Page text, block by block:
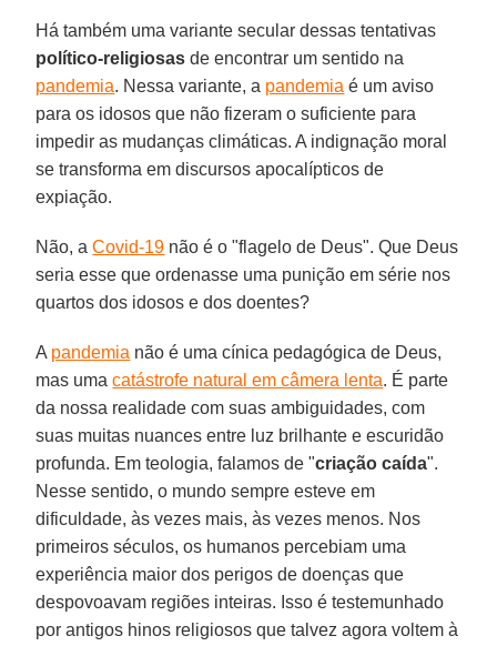
Há também uma variante secular dessas tentativas
político-religiosas de encontrar um sentido na
pandemia. Nessa variante, a pandemia é um aviso
para os idosos que não fizeram o suficiente para
impedir as mudanças climáticas. A indignação moral
se transforma em discursos apocalípticos de
expiação.
Não, aCovid-19 não é o "flagelo de Deus". Que Deus
seria esse que ordenasse uma punição em série nos
quartos dos idosos e dos doentes?
A pandemia não é uma cínica pedagógica de Deus,
mas umacatástrofe natural em câmera lenta. É parte
da nossa realidade com suas ambiguidades, com
suas muitas nuances entre luz brilhante e escuridão
profunda. Em teologia, falamos de "criação caída".
Nesse sentido, o mundo sempre esteve em
dificuldade, às vezes mais, às vezes menos. Nos
primeiros séculos, os humanos percebiam uma
experiência maior dos perigos de doenças que
despovoavam regiões inteiras. Isso é testemunhado
por antigos hinos religiosos que talvez agora voltem à